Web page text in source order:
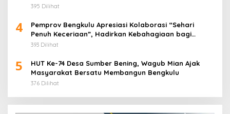
395 Dilihat
4
Pemprov Bengkulu Apresiasi Kolaborasi “Sehari
Penuh Keceriaan”, Hadirkan Kebahagiaan bagi
Puluhan Anak Panti Asuhan
393 Dilihat
5
HUT Ke-74 Desa Sumber Bening, Wagub Mian Ajak
Masyarakat Bersatu Membangun Bengkulu
376 Dilihat